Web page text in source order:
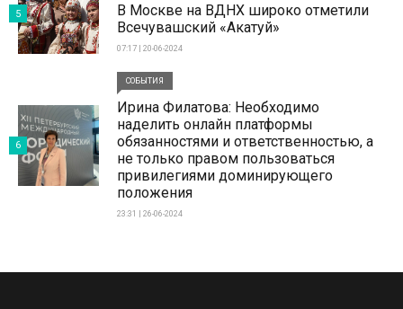
В Москве на ВДНХ широко отметили
Всечувашский «Акатуй»
07:17 | 20-06-2024
5
СОБЫТИЯ
Ирина Филатова: Необходимо
наделить онлайн платформы
обязанностями и ответственностью, а
не только правом пользоваться
привилегиями доминирующего
положения
23:31 | 26-06-2024
6